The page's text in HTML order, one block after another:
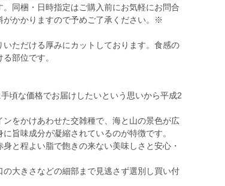
同梱・日時指定はご購入前にお気軽にお問合
かかりますので予めご了承ください。※
ただける厚みにカットしております。食感の
部位です。
頃な価格でお届けしたいという思いから平成2
をかけあわせた交雑種で、海と山の景色が広
旨味成分が凝縮されているのが特徴です。
と程よい脂で飽きの来ない美味しさと安心・
大きさなどの細部まで見逃さず選別し買い付